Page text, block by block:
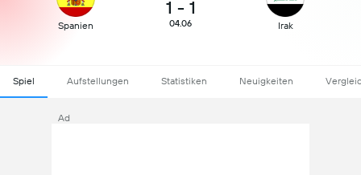
Spanien
1 - 1
04.06 Irak
Spiel Aufstellungen Statistiken Neuigkeiten
Ad